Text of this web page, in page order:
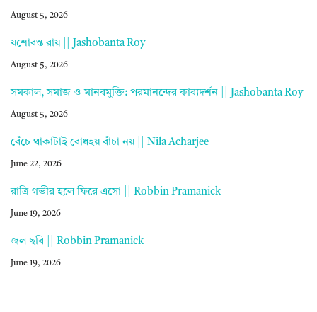
August 5, 2026
যশোবন্ত রায় || Jashobanta Roy
August 5, 2026
সমকাল, সমাজ ও মানবমুক্তি: পরমানন্দের কাব্যদর্শন || Jashobanta Roy
August 5, 2026
বেঁচে থাকাটাই বোধহয় বাঁচা নয় || Nila Acharjee
June 22, 2026
রাত্রি গভীর হলে ফিরে এসো || Robbin Pramanick
June 19, 2026
জল ছবি || Robbin Pramanick
June 19, 2026